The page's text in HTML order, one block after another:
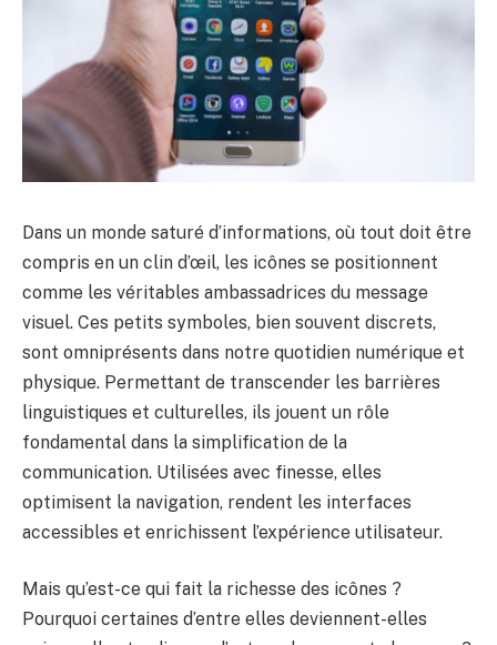
Dans un monde saturé d’informations, où tout doit être
compris en un clin d’œil, les icônes se positionnent
comme les véritables ambassadrices du message
visuel. Ces petits symboles, bien souvent discrets,
sont omniprésents dans notre quotidien numérique et
physique. Permettant de transcender les barrières
linguistiques et culturelles, ils jouent un rôle
fondamental dans la simplification de la
communication. Utilisées avec finesse, elles
optimisent la navigation, rendent les interfaces
accessibles et enrichissent l’expérience utilisateur.
Mais qu’est-ce qui fait la richesse des icônes ?
Pourquoi certaines d’entre elles deviennent-elles